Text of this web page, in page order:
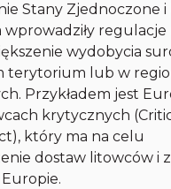
Stany Zjednoczone i
wprowadziły regulacje
wydobycia
terytorium lub w
Przykładem jest
krytycznych
który ma na celu
dostaw litowców i